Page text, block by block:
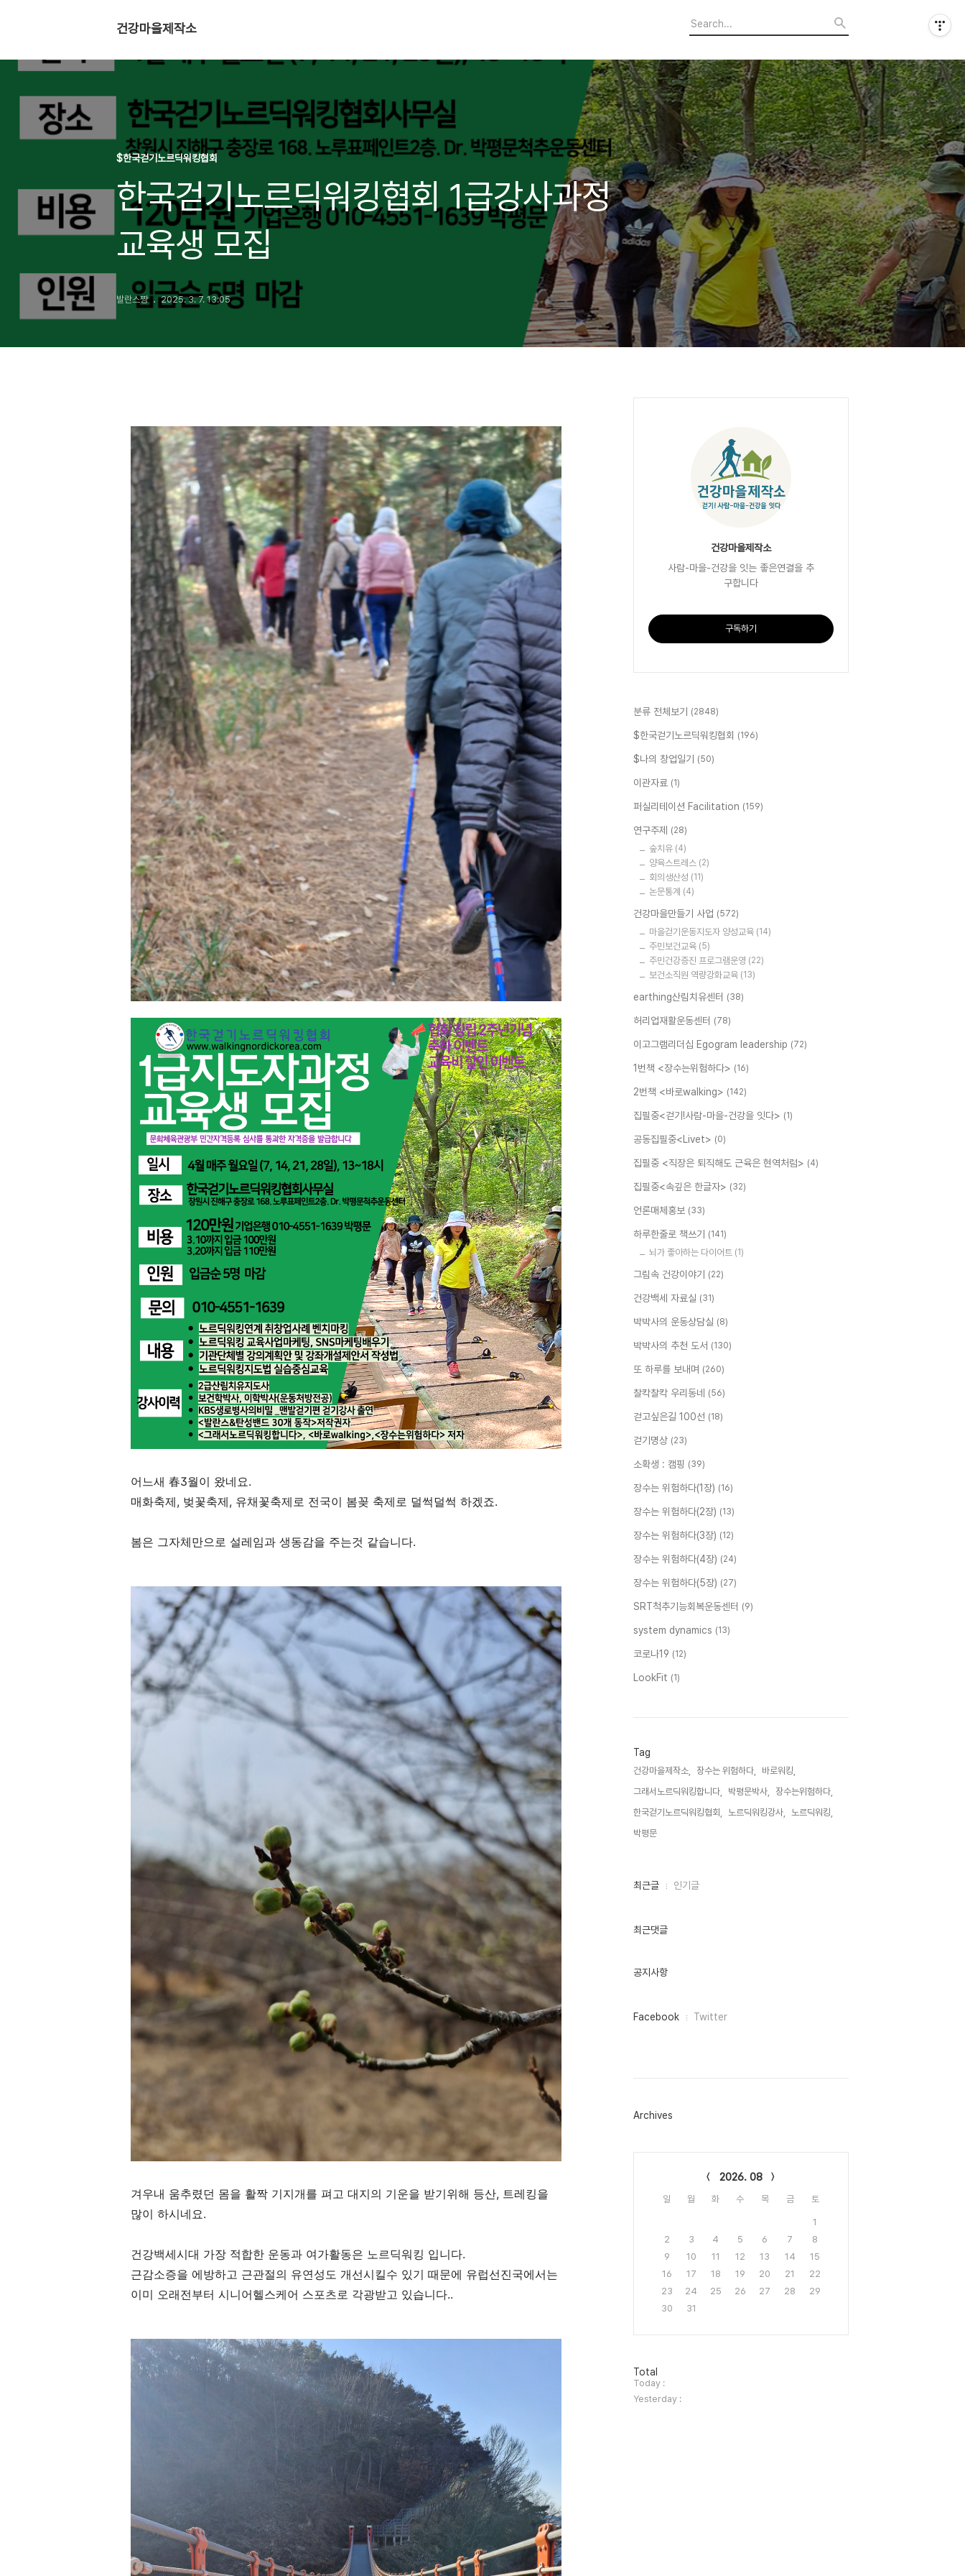
건강마을제작소
$한국걷기노르딕워킹협회
한국걷기노르딕워킹협회 1급강사과정
교육생 모집
발란스짱 2025. 3. 7. 13:05
어느새 春3월이 왔네요.
매화축제, 벚꽃축제, 유채꽃축제로 전국이 봄꽂 축제로 덜썩덜썩 하겠죠.
봄은 그자체만으로 설레임과 생동감을 주는것 같습니다.
겨우내 움추렸던 몸을 활짝 기지개를 펴고 대지의 기운을 받기위해 등산, 트레킹을
많이 하시네요.
건강백세시대 가장 적합한 운동과 여가활동은 노르딕워킹 입니다.
근감소증을 에방하고 근관절의 유연성도 개선시킬수 있기 때문에 유럽선진국에서는
이미 오래전부터 시니어헬스케어 스포츠로 각광받고 있습니다..
건강마을제작소
사람-마을-건강을 잇는 좋은연결을 추
구합니다
구독하기
분류 전체보기 (2848)
$한국걷기노르딕워킹협회 (196)
$나의 창업일기 (50)
이관자료 (1)
퍼실리테이션 Facilitation (159)
연구주제 (28)
숲치유 (4)
양육스트레스 (2)
회의생산성 (11)
논문통계 (4)
건강마을만들기 사업 (572)
마을걷기운동지도자 양성교육 (14)
주민보건교육 (5)
주민건강증진 프로그램운영 (22)
보건소직원 역량강화교육 (13)
earthing산림치유센터 (38)
허리업재활운동센터 (78)
이고그램리더십 Egogram leadership (72)
1번책 <장수는위험하다> (16)
2번책 <바로walking> (142)
집필중<걷기!사람-마을-건강을 잇다> (1)
공동집필중<Livet> (0)
집필중 <직장은 퇴직해도 근육은 현역처럼> (4)
집필중<속깊은 한글자> (32)
언론매체홍보 (33)
하루한줄로 책쓰기 (141)
뇌가 좋아하는 다이어트 (1)
그림속 건강이야기 (22)
건강백세 자료실 (31)
박박사의 운동상담실 (8)
박박사의 추천 도서 (130)
또 하루를 보내며 (260)
찰칵찰칵 우리동네 (56)
걷고싶은길 100선 (18)
걷기명상 (23)
소확생 : 캠핑 (39)
장수는 위험하다(1장) (16)
장수는 위험하다(2장) (13)
장수는 위험하다(3장) (12)
장수는 위험하다(4장) (24)
장수는 위험하다(5장) (27)
SRT척추기능회복운동센터 (9)
system dynamics (13)
코로나19 (12)
LookFit (1)
Tag
건강마을제작소, 장수는 위험하다,
바로워킹,
그래서노르딕워킹합니다,
박평문박사,
장수는위험하다,
한국걷기노르딕워킹협회,
노르딕워킹강사,
노르딕워킹,
박평문,
최
인
최근글 인기글
최근댓글
공지사항
페
그
Facebook Twitter
Archives
2026. 08
일 월 화 수 목 금 토
1
2
3 4 5 6 7
8
9
10 11 12 13 14
15
16
17 18 19 20 21
22
23
24 25 26 27 28
29
30
31
방
문
자
수
Total
Today :
Yesterday :